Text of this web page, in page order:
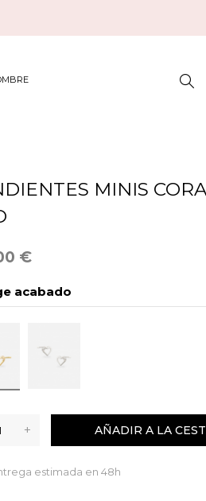
MINIS
€
acabado
+ AÑADIR A LA
estimada en 48h